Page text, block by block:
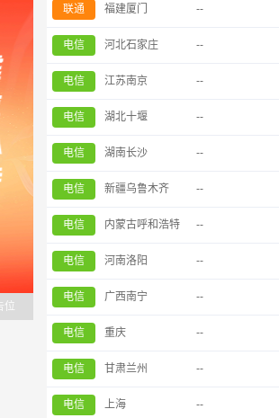
联通 福建厦门 --
电信 河北石家庄 --
电信 江苏南京 --
电信 湖北十堰 --
电信 湖南长沙 --
电信 新疆乌鲁木齐 --
电信 内蒙古呼和浩特 --
电信 河南洛阳 --
电信 广西南宁 --
电信 重庆 --
电信 甘肃兰州 --
电信 上海 --
位